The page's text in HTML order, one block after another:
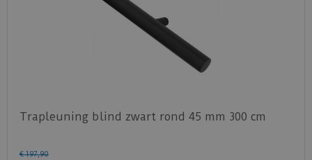
Trapleuning blind zwart rond 45 mm 300 cm
€ 197,90